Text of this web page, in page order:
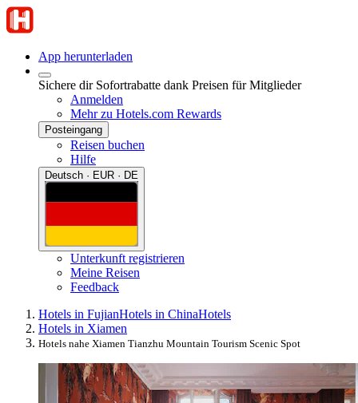
App herunterladen
Sichere dir Sofortrabatte dank Preisen für Mitglieder
Anmelden
Mehr zu Hotels.com Rewards
Posteingang
Reisen buchen
Hilfe
Deutsch · EUR · DE
Unterkunft registrieren
Meine Reisen
Feedback
Hotels in FujianHotels in ChinaHotels
Hotels in Xiamen
Hotels nahe Xiamen Tianzhu Mountain Tourism Scenic Spot